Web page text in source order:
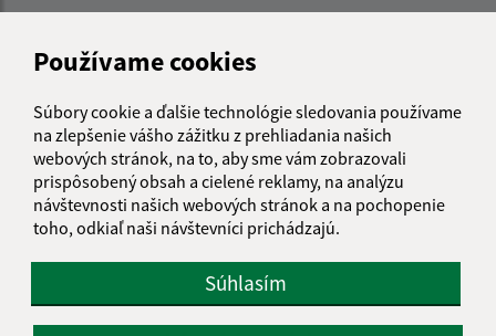
Používame cookies
Súbory cookie a ďalšie technológie sledovania používame
na zlepšenie vášho zážitku z prehliadania našich
webových stránok, na to, aby sme vám zobrazovali
prispôsobený obsah a cielené reklamy, na analýzu
návštevnosti našich webových stránok a na pochopenie
toho, odkiaľ naši návštevníci prichádzajú.
Súhlasím